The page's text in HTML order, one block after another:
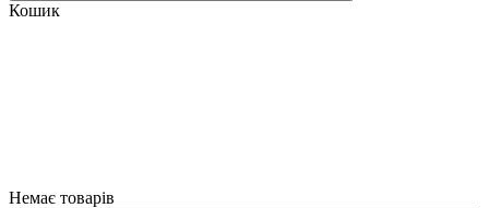
Кошик
Немає товарів